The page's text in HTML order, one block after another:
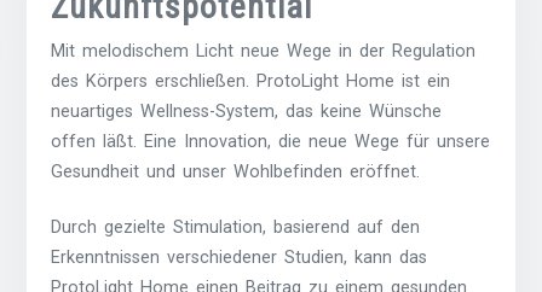
Mit melodischem Licht neue Wege in der Regulation
des Körpers erschließen. ProtoLight Home ist ein
neuartiges Wellness-System, das keine Wünsche
offen läßt. Eine Innovation, die neue Wege für unsere
Gesundheit und unser Wohlbefinden eröffnet.
Durch gezielte Stimulation, basierend auf den
Erkenntnissen verschiedener Studien, kann das